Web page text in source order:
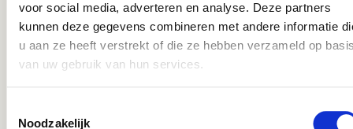
voor social media, adverteren en analyse. Deze partners
kunnen deze gegevens combineren met andere informatie
u aan ze heeft verstrekt of die ze hebben verzameld op
van uw gebruik van hun services.
Noodzakelijk